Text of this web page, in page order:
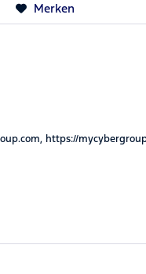
Merken
https://